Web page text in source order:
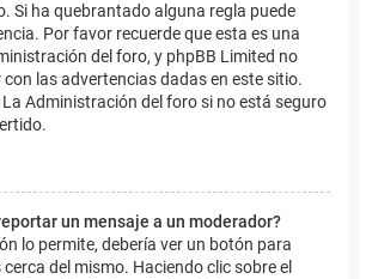
Si ha quebrantado alguna regla puede
Por favor recuerde que esta es una
del foro, y phpBB Limited no
con las advertencias dadas en este sitio.
Administración del foro si no está seguro
un mensaje a un moderador?
lo permite, debería ver un botón para
del mismo. Haciendo clic sobre el